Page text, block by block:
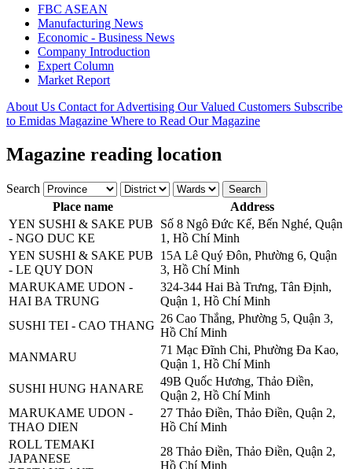
FBC ASEAN
Manufacturing News
Economic - Business News
Company Introduction
Expert Column
Market Report
About Us Contact for Advertising Our Valued Customers Subscribe
to Emidas Magazine Where to Read Our Magazine
Magazine reading location
Search Search
Place name
Address
YEN SUSHI & SAKE PUB
- NGO DUC KE
Số 8 Ngô Đức Kế, Bến Nghé, Quận
1, Hồ Chí Minh
YEN SUSHI & SAKE PUB
- LE QUY DON
15A Lê Quý Đôn, Phường 6, Quận
3, Hồ Chí Minh
MARUKAME UDON -
HAI BA TRUNG
324-344 Hai Bà Trưng, Tân Định,
Quận 1, Hồ Chí Minh
SUSHI TEI - CAO THANG
26 Cao Thắng, Phường 5, Quận 3,
Hồ Chí Minh
MANMARU
71 Mạc Đĩnh Chi, Phường Đa Kao,
Quận 1, Hồ Chí Minh
SUSHI HUNG HANARE
49B Quốc Hương, Thảo Điền,
Quận 2, Hồ Chí Minh
MARUKAME UDON -
THAO DIEN
27 Thảo Điền, Thảo Điền, Quận 2,
Hồ Chí Minh
ROLL TEMAKI
JAPANESE
28 Thảo Điền, Thảo Điền, Quận 2,
Hồ Chí Minh